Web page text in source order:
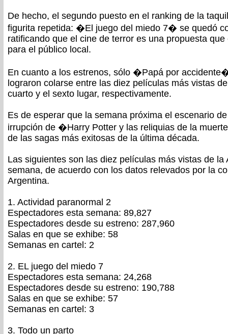
De hecho, el segundo puesto en el ranking de la
figurita repetida: �El juego del miedo 7� se quedó
ratificando que el cine de terror es una propuesta
para el público local.
En cuanto a los estrenos, sólo �Papá por
lograron colarse entre las diez películas más vistas
cuarto y el sexto lugar, respectivamente.
Es de esperar que la semana próxima el escenario
irrupción de �Harry Potter y las reliquias de la
de las sagas más exitosas de la última década.
Las siguientes son las diez películas más vistas de la
semana, de acuerdo con los datos relevados por la
Argentina.
1. Actividad paranormal 2
Espectadores esta semana: 89,827
Espectadores desde su estreno: 287,960
Salas en que se exhibe: 58
Semanas en cartel: 2
2. EL juego del miedo 7
Espectadores esta semana: 24,268
Espectadores desde su estreno: 190,788
Salas en que se exhibe: 57
Semanas en cartel: 3
3. Todo un parto